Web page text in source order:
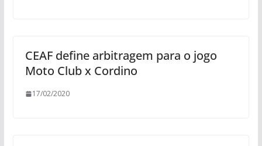
CEAF define arbitragem para o jogo
Moto Club x Cordino
17/02/2020